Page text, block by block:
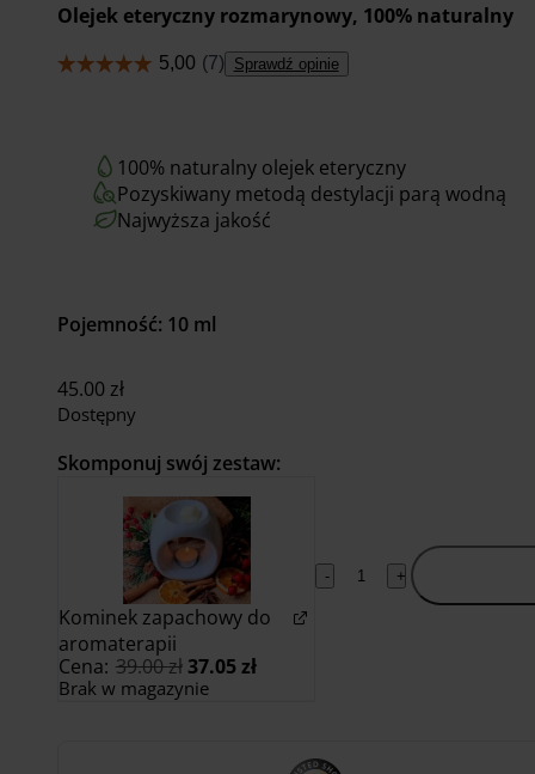
Olejek eteryczny rozmarynowy, 100% naturalny
Sprawdź opinie
100% naturalny olejek eteryczny
Pozyskiwany metodą destylacji parą wodną
Najwyższa jakość
Pojemność: 10 ml
45.00 zł
Dostępny
Skomponuj swój zestaw:
Kominek zapachowy do
aromaterapii
Cena: 39.00zł Pierwotna
cena
wynosiła:
37.05złAktualna
Brak w magazynie
- +